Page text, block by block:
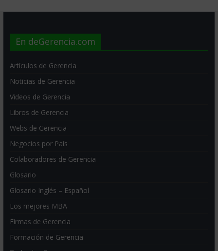
En deGerencia.com
Artículos de Gerencia
Noticias de Gerencia
Videos de Gerencia
Libros de Gerencia
Webs de Gerencia
Negocios por País
Colaboradores de Gerencia
Glosario
Glosario Inglés – Español
Los mejores MBA
Firmas de Gerencia
Formación de Gerencia